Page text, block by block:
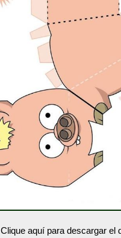
Clique aquí para descargar el